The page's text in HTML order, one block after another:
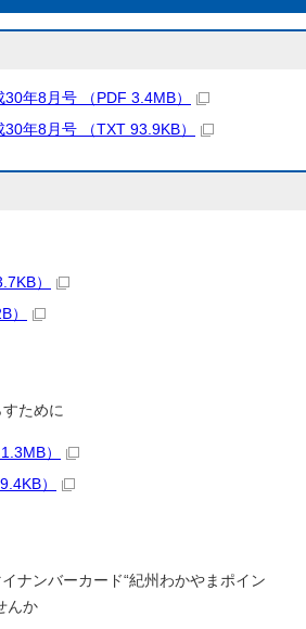
年8月号 （PDF 3.4MB）
年8月号 （TXT 93.9KB）
）
）
ために
）
）
ナンバーカード“紀州わかやまポイン
んか